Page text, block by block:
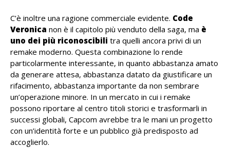
C’è inoltre una ragione commerciale evidente. Code
Veronica non è il capitolo più venduto della saga, ma è
uno dei più riconoscibili tra quelli ancora privi di un
remake moderno. Questa combinazione lo rende
particolarmente interessante, in quanto abbastanza amato
da generare attesa, abbastanza datato da giustificare un
rifacimento, abbastanza importante da non sembrare
un’operazione minore. In un mercato in cui i remake
possono riportare al centro titoli storici e trasformarli in
successi globali, Capcom avrebbe tra le mani un progetto
con un’identità forte e un pubblico già predisposto ad
accoglierlo.